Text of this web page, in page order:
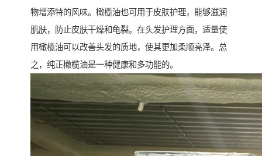
物增添特的风味。橄榄油也可用于皮肤护理，能够滋润
肌肤，防止皮肤干燥和龟裂。在头发护理方面，适量使
用橄榄油可以改善头发的质地，使其更加柔顺亮泽。总
之，纯正橄榄油是一种健康和多功能的。